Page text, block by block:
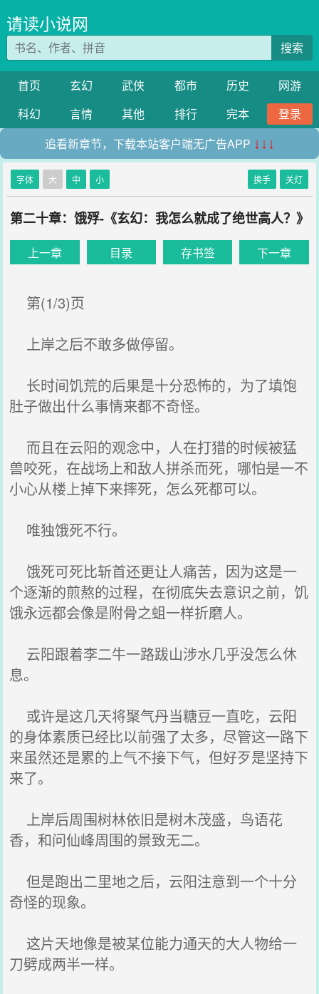
请读小说网
搜索
首页 玄幻 武侠 都市 历史
网游
科幻
言情 其他 排行 完本
登录
追看新章节，下载本站客户端无广告APP ↓↓↓
字体 大 中 小 换手 关灯
第二十章：饿殍-《玄幻：我怎么就成了绝世高人？》
上一章 目录 存书签 下一章
第(1/3)页
上岸之后不敢多做停留。
长时间饥荒的后果是十分恐怖的，为了填饱
肚子做出什么事情来都不奇怪。
而且在云阳的观念中，人在打猎的时候被猛
兽咬死，在战场上和敌人拼杀而死，哪怕是一不
小心从楼上掉下来摔死，怎么死都可以。
唯独饿死不行。
饿死可死比斩首还更让人痛苦，因为这是一
个逐渐的煎熬的过程，在彻底失去意识之前，饥
饿永远都会像是附骨之蛆一样折磨人。
云阳跟着李二牛一路跋山涉水几乎没怎么休
息。
或许是这几天将聚气丹当糖豆一直吃，云阳
的身体素质已经比以前强了太多，尽管这一路下
来虽然还是累的上气不接下气，但好歹是坚持下
来了。
上岸后周围树林依旧是树木茂盛，鸟语花
香，和问仙峰周围的景致无二。
但是跑出二里地之后，云阳注意到一个十分
奇怪的现象。
这片天地像是被某位能力通天的大人物给一
刀劈成两半一样。